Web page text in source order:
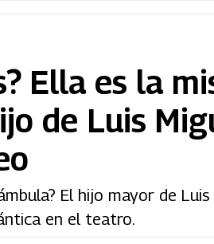
Ella es la
de Luis
El hijo mayor de
en el teatro.